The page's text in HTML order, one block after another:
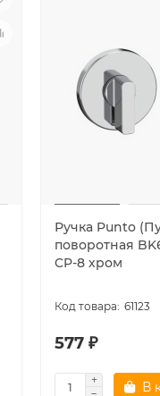
Ручка Punto
поворотная
CP-8 хром
61123
577 ₽
В